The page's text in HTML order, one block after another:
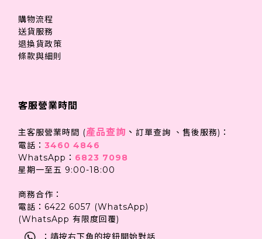
購物流程
送貨服務
退換貨政策
條款與細則
客服營業時間
主客服營業時間 (產品查詢 、 訂單查詢 、售後服務)：
電話： 3460 4846
WhatsApp： 6823 7098
星期一至五 9:00-18:00
商務合作：
電話：6422 6057 (WhatsApp)
(WhatsApp 有限度回覆)
：請按右下角的按鈕開始對話